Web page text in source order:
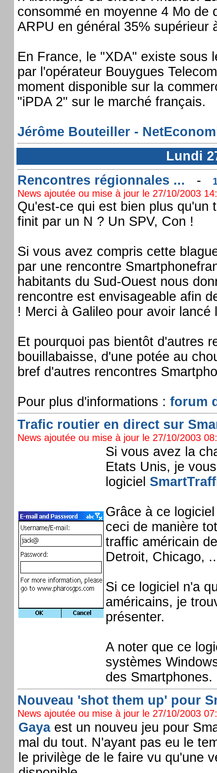
consommé en moyenne 4 Mo
ARPU en général 35% supérieur
En France, le "XDA" existe sous
par l'opérateur Bouygues
moment disponible sur la
"iPDA 2" sur le marché français.
Jérôme Bouteiller -
Lundi
Rencontres régionnales ... -
News ajoutée ou mise à jour le 27/10/2003
Qu'est-ce qui est bien plus qu'un
finit par un N ? Un SPV, Con !
Si vous avez compris cette
par une rencontre
habitants du Sud-Ouest nous
rencontre est envisageable afin
! Merci à Galileo pour avoir lancé
Et pourquoi pas bientôt d'autres
bouillabaisse, d'une potée au
bref d'autres rencontres
Pour plus d'informations : forum
Trafic routier en direct sur
News ajoutée ou mise à jour le 27/10/2003
Si vous avez la
Etats Unis, je
logiciel
Grâce à ce
ceci de manière
traffic américain
Detroit, Chicago,
Si ce logiciel n'a
américains, je
présenter.
A noter que ce
systèmes
des Smartphones.
Nouveau 'shot them up' pour
News ajoutée ou mise à jour le 27/10/2003
Gayaest un nouveu jeu pour
mal du tout. N'ayant pas eu le
le privilège de le faire vu qu'une